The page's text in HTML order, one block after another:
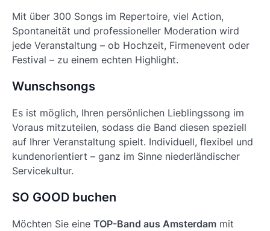
Mit über 300 Songs im Repertoire, viel Action,
Spontaneität und professioneller Moderation wird
jede Veranstaltung – ob Hochzeit, Firmenevent oder
Festival – zu einem echten Highlight.
Wunschsongs
Es ist möglich, Ihren persönlichen Lieblingssong im
Voraus mitzuteilen, sodass die Band diesen speziell
auf Ihrer Veranstaltung spielt. Individuell, flexibel und
kundenorientiert – ganz im Sinne niederländischer
Servicekultur.
SO GOOD buchen
Möchten Sie eine TOP-Band aus Amsterdam mit